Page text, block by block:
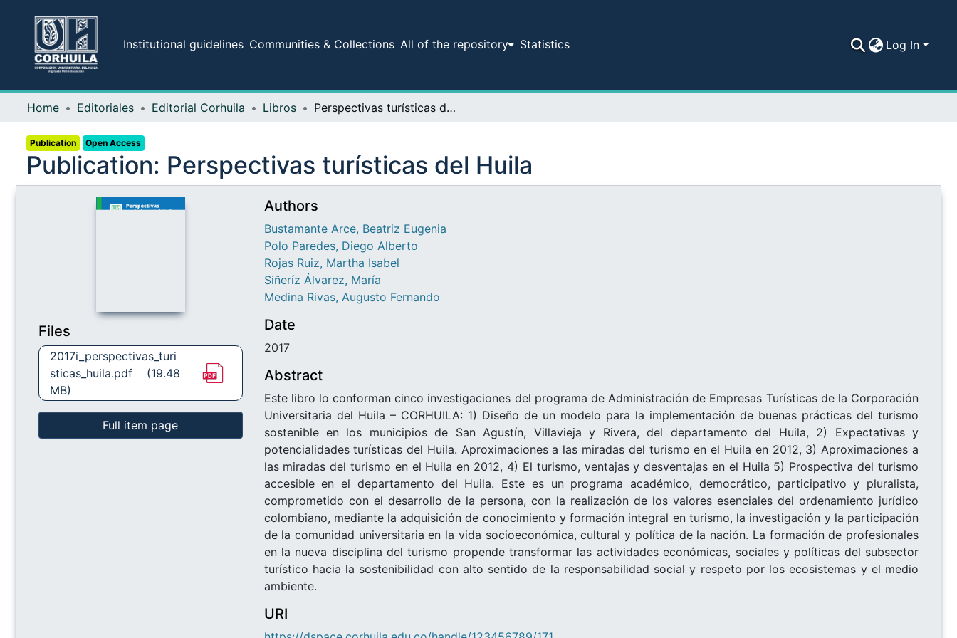
Institutional guidelines Communities & Collections All of the repository Statistics Log In
Home Editoriales Editorial Corhuila Libros Perspectivas turísticas del Huila
Publication Open Access
Publication: Perspectivas turísticas del Huila
Files
2017i_perspectivas_turi
sticas_huila.pdf (19.48
MB)
Full item page
Authors
Bustamante Arce, Beatriz Eugenia
Polo Paredes, Diego Alberto
Rojas Ruiz, Martha Isabel
Siñeríz Álvarez, María
Medina Rivas, Augusto Fernando
Date
2017
Abstract
Este libro lo conforman cinco investigaciones del programa de Administración de Empresas Turísticas de la Corporación
Universitaria del Huila – CORHUILA: 1) Diseño de un modelo para la implementación de buenas prácticas del turismo
sostenible en los municipios de San Agustín, Villavieja y Rivera, del departamento del Huila, 2) Expectativas y
potencialidades turísticas del Huila. Aproximaciones a las miradas del turismo en el Huila en 2012, 3) Aproximaciones a
las miradas del turismo en el Huila en 2012, 4) El turismo, ventajas y desventajas en el Huila 5) Prospectiva del turismo
accesible en el departamento del Huila. Este es un programa académico, democrático, participativo y pluralista,
comprometido con el desarrollo de la persona, con la realización de los valores esenciales del ordenamiento jurídico
colombiano, mediante la adquisición de conocimiento y formación integral en turismo, la investigación y la participación
de la comunidad universitaria en la vida socioeconómica, cultural y política de la nación. La formación de profesionales
en la nueva disciplina del turismo propende transformar las actividades económicas, sociales y políticas del subsector
turístico hacia la sostenibilidad con alto sentido de la responsabilidad social y respeto por los ecosistemas y el medio
ambiente.
URI